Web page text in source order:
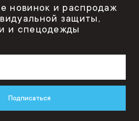
новинок и распродаж
защиты,
и спецодежды
Подписаться